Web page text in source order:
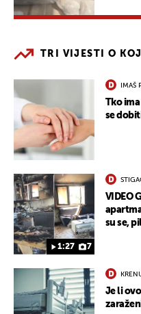
TRI VIJESTI O
IMAŠ
Tko
se
1:27 7
VIDEO
su se,
Je li